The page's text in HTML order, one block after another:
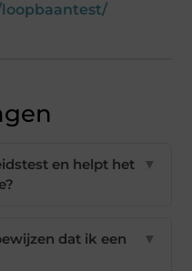
en helpt het
▼
dat ik een
▼